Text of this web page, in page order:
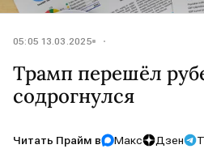
05:05 13.03.2025
Трамп перешёл
содрогнулся
Читать Прайм в Макс Дзен